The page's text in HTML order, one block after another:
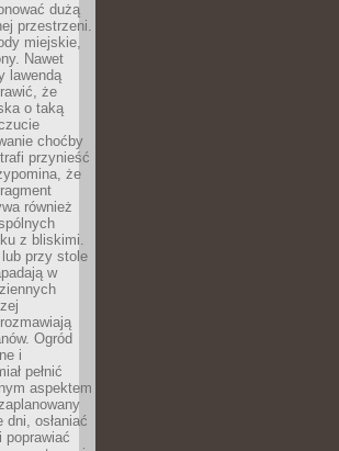
dużą
przestrzeni.
miejskie,
Nawet
lawendą
że
o taką
choćby
przynieść
że
również
z bliskimi.
przy stole
w
Ogród
i
pełnić
aspektem
osłaniać
poprawiać